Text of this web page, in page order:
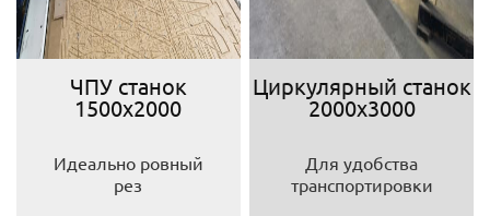
ЧПУ станок
1500х2000
Идеально ровный
рез
Циркулярный станок
2000х3000
Для удобства
транспортировки